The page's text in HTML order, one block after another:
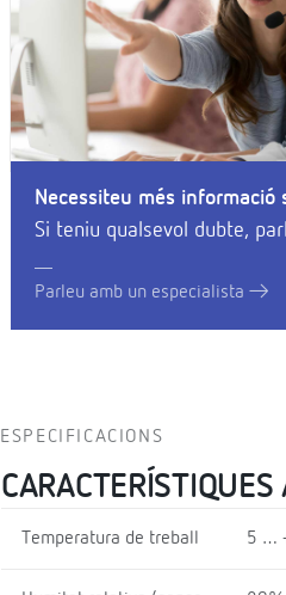
Necessiteu més
Si teniu qualsevol dubte,
Parleu amb un especialista
ESPECIFICACIONS
Temperatura de treball 5 …